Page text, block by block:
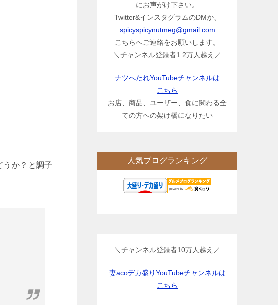
うか？と調子
にお声がけ下さい。
Twitter&インスタグラムのDMか、
spicyspicynutmeg@gmail.com
こちらへご連絡をお願いします。
＼チャンネル登録者1.2万人越え／
ナツへたれYouTubeチャンネルは
こちら
お店、商品、ユーザー、食に関わる全
ての方への架け橋になりたい
人気ブログランキング
＼チャンネル登録者10万人越え／
妻acoデカ盛りYouTubeチャンネルは
こちら